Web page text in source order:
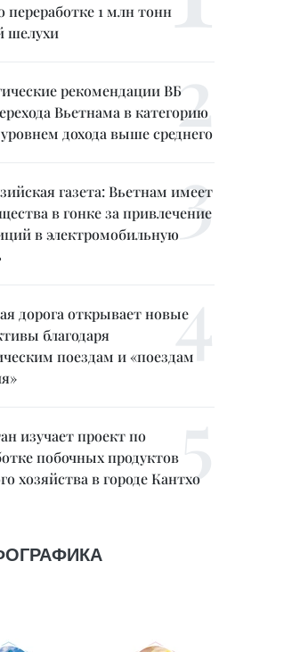
переработке 1 млн тонн
шелухи
рекомендации ВБ
Вьетнама в категорию
дохода выше среднего
газета: Вьетнам имеет
в гонке за привлечение
в электромобильную
дорога открывает новые
благодаря
поездам и «поездам
изучает проект по
побочных продуктов
хозяйства в городе Кантхо